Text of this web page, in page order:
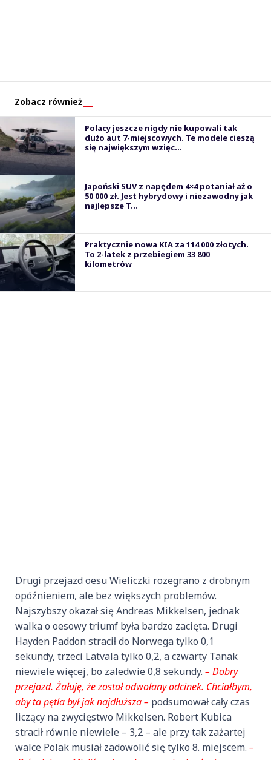
Zobacz również
Polacy jeszcze nigdy nie kupowali tak
dużo aut 7-miejscowych. Te modele cieszą
się największym wzięc...
Japoński SUV z napędem 4×4 potaniał aż o
50 000 zł. Jest hybrydowy i niezawodny jak
najlepsze T...
Praktycznie nowa KIA za 114 000 złotych.
To 2-latek z przebiegiem 33 800
kilometrów
Drugi przejazd oesu Wieliczki rozegrano z drobnym
opóźnieniem, ale bez większych problemów.
Najszybszy okazał się Andreas Mikkelsen, jednak
walka o oesowy triumf była bardzo zacięta. Drugi
Hayden Paddon stracił do Norwega tylko 0,1
sekundy, trzeci Latvala tylko 0,2, a czwarty Tanak
niewiele więcej, bo zaledwie 0,8 sekundy. – Dobry
przejazd. Żałuję, że został odwołany odcinek. Chciałbym,
aby ta pętla był jak najdłuższa – podsumował cały czas
liczący na zwycięstwo Mikkelsen. Robert Kubica
stracił równie niewiele – 3,2 – ale przy tak zażartej
walce Polak musiał zadowolić się tylko 8. miejscem. –